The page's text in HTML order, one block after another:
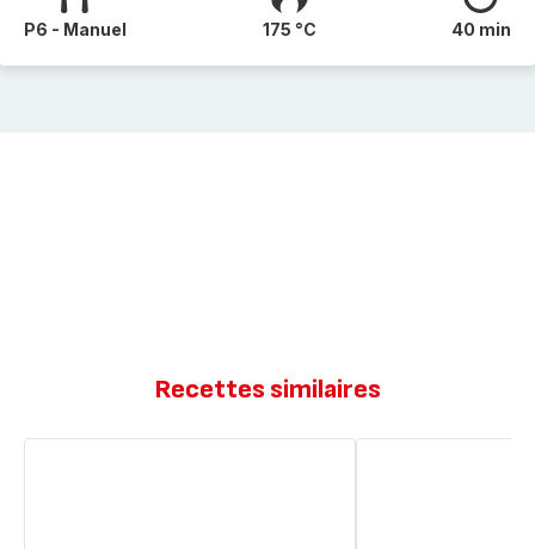
P6 - Manuel 175 °C 40 min
Recettes similaires